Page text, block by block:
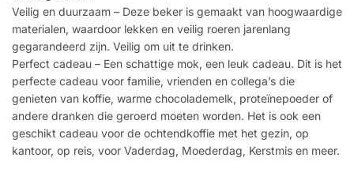
Veilig en duurzaam – Deze beker is gemaakt van hoogwaardige
materialen, waardoor lekken en veilig roeren jarenlang
gegarandeerd zijn. Veilig om uit te drinken.
Perfect cadeau – Een schattige mok, een leuk cadeau. Dit is het
perfecte cadeau voor familie, vrienden en collega’s die
genieten van koffie, warme chocolademelk, proteïnepoeder of
andere dranken die geroerd moeten worden. Het is ook een
geschikt cadeau voor de ochtendkoffie met het gezin, op
kantoor, op reis, voor Vaderdag, Moederdag, Kerstmis en meer.